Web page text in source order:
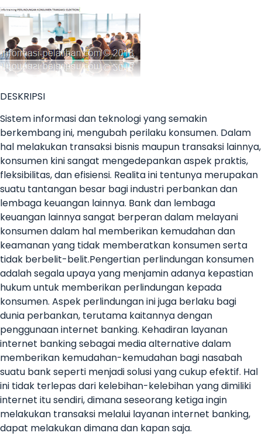
DESKRIPSI
Sistem informasi dan teknologi yang semakin
berkembang ini, mengubah perilaku konsumen. Dalam
hal melakukan transaksi bisnis maupun transaksi lainnya,
konsumen kini sangat mengedepankan aspek praktis,
fleksibilitas, dan efisiensi. Realita ini tentunya merupakan
suatu tantangan besar bagi industri perbankan dan
lembaga keuangan lainnya. Bank dan lembaga
keuangan lainnya sangat berperan dalam melayani
konsumen dalam hal memberikan kemudahan dan
keamanan yang tidak memberatkan konsumen serta
tidak berbelit-belit.Pengertian perlindungan konsumen
adalah segala upaya yang menjamin adanya kepastian
hukum untuk memberikan perlindungan kepada
konsumen. Aspek perlindungan ini juga berlaku bagi
dunia perbankan, terutama kaitannya dengan
penggunaan internet banking. Kehadiran layanan
internet banking sebagai media alternative dalam
memberikan kemudahan-kemudahan bagi nasabah
suatu bank seperti menjadi solusi yang cukup efektif. Hal
ini tidak terlepas dari kelebihan-kelebihan yang dimiliki
internet itu sendiri, dimana seseorang ketiga ingin
melakukan transaksi melalui layanan internet banking,
dapat melakukan dimana dan kapan saja.